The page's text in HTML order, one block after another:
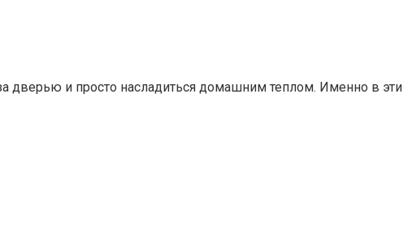
дверью и просто насладиться домашним теплом. Именно в эти